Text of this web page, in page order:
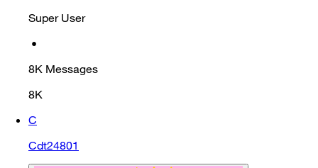
Super User
•
8K Messages
8K
C
Cdt24801